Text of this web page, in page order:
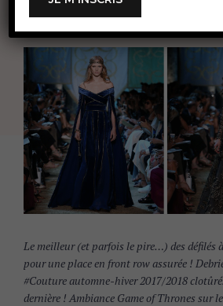
Le meilleur (et parfois le pire…) des défilés
pour une place en front row assurée !
#Couture automne-hiver 2017/2018
dernière ! Ambiance Game of Thrones sur